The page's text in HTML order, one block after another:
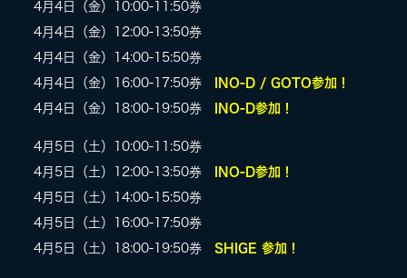
4月4日（金）10:00-11:50券
4月4日（金）12:00-13:50券
4月4日（金）14:00-15:50券
4月4日（金）16:00-17:50券
INO-D / GOTO参加！
4月4日（金）18:00-19:50券
INO-D参加！
4月5日（土）10:00-11:50券
4月5日（土）12:00-13:50券
INO-D参加！
4月5日（土）14:00-15:50券
4月5日（土）16:00-17:50券
4月5日（土）18:00-19:50券 SHIGE 参加！